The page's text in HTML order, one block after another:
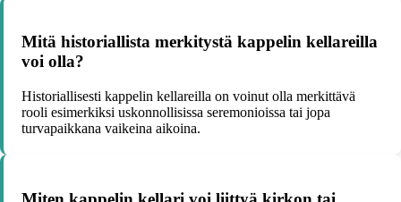
Mitä historiallista merkitystä kappelin kellareilla
voi olla?
Historiallisesti kappelin kellareilla on voinut olla merkittävä
rooli esimerkiksi uskonnollisissa seremonioissa tai jopa
turvapaikkana vaikeina aikoina.